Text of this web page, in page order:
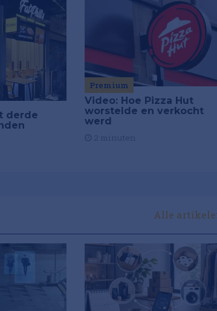
derde
Premium
Video: Hoe Pizza Hut
worstelde en verkocht
werd
Alle